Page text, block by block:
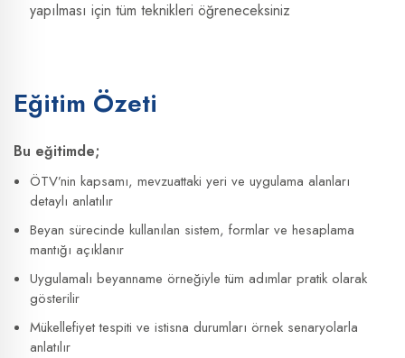
yapılması için tüm teknikleri öğreneceksiniz
Eğitim Özeti
Bu eğitimde;
ÖTV’nin kapsamı, mevzuattaki yeri ve uygulama alanları
detaylı anlatılır
Beyan sürecinde kullanılan sistem, formlar ve hesaplama
mantığı açıklanır
Uygulamalı beyanname örneğiyle tüm adımlar pratik olarak
gösterilir
Mükellefiyet tespiti ve istisna durumları örnek senaryolarla
anlatılır